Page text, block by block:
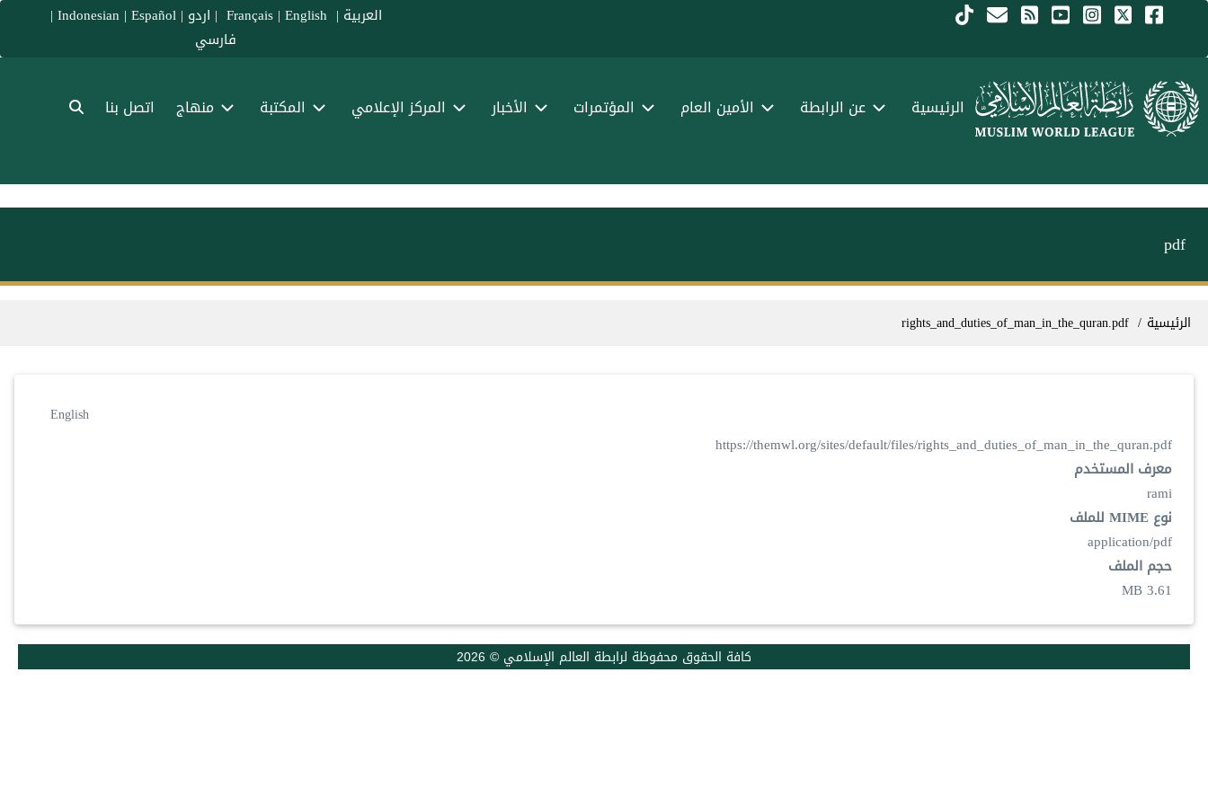
تجاوز إلى المحتوى الرئيسي العربية |
Français
| English
| اردو |
Indonesian | Español
|
فارسي
Menu Arabic الرئيسية عن الرابطة الأمين العام المؤتمرات الأخبار المركز الإعلامي المكتبة منهاج اتصل بنا
pdf
مسار التنقل
الرئيسية rights_and_duties_of_man_in_the_quran.pdf
English
https://themwl.org/sites/default/files/rights_and_duties_of_man_in_the_quran.pdf
معرف المستخدم
rami
نوع MIME للملف
application/pdf
حجم الملف
3.61 MB
كافة الحقوق محفوظة لرابطة العالم الإسلامي © 2026